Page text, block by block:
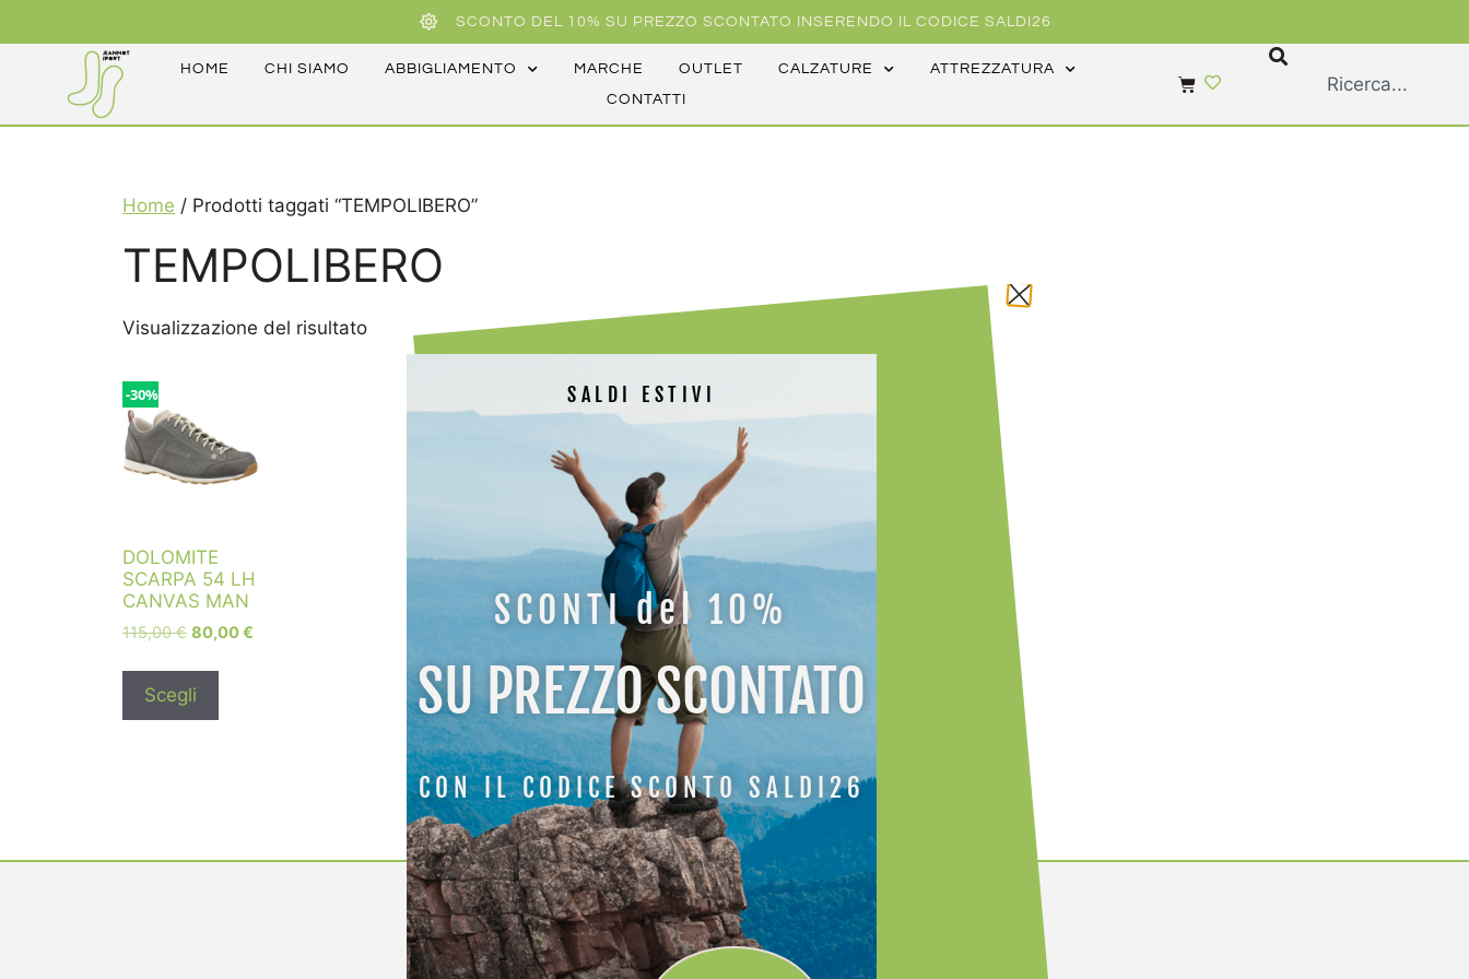
SCONTO DEL 10% SU PREZZO SCONTATO INSERENDO IL CODICE SALDI26
HOME CHI SIAMO ABBIGLIAMENTO MARCHE OUTLET CALZATURE
ATTREZZATURA
CONTATTI
Home / Prodotti taggati “TEMPOLIBERO”
TEMPOLIBERO
Visualizzazione del risultato
-30%
DOLOMITE
SCARPA 54 LH
CANVAS MAN
115,00€ 80,00€
Scegli
SALDI ESTIVI
SCONTI del 10%
SU PREZZO SCONTATO
CON IL CODICE SCONTO SALDI26